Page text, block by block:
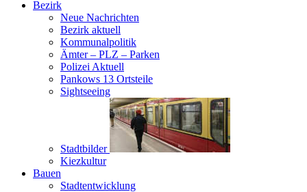
Bezirk
Neue Nachrichten
Bezirk aktuell
Kommunalpolitik
Ämter – PLZ – Parken
Polizei Aktuell
Pankows 13 Ortsteile
Sightseeing
Stadtbilder
Kiezkultur
Bauen
Stadtentwicklung